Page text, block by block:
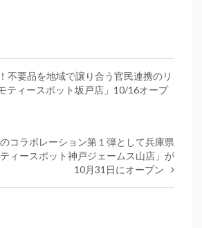
不要品を地域で譲り合う官民連携のリ
ィースポット坂戸店」10/16オープ
コラボレーション第１弾として兵庫県
ィースポット神戸ジェームス山店」が
10月31日にオープン